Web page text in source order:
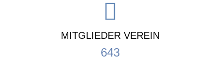
MITGLIEDER VEREIN
643